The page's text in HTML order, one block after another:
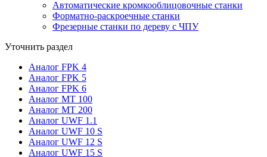
Автоматические кромкооблицовочные станки
Форматно-раскроечные станки
Фрезерные станки по дереву с ЧПУ
Уточнить раздел
Аналог FPK 4
Аналог FPK 5
Аналог FPK 6
Аналог MT 100
Аналог MT 200
Аналог UWF 1.1
Аналог UWF 10 S
Аналог UWF 12 S
Аналог UWF 15 S